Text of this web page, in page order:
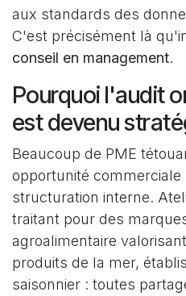
aux standards des
C'est précisément là
conseil en management.
Pourquoi l'audit
est devenu
Beaucoup de PME
opportunité
structuration interne.
traitant pour des
agroalimentaire
produits de la mer,
saisonnier : toutes